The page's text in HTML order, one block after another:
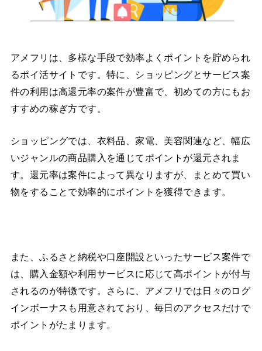
アメフリは、多様な手段で効率よくポイントを貯められ
るポイ活サイトです。特に、ショッピングとサービス案
件の利用は高還元率の案件が豊富で、初めての方にもお
すすめの稼ぎ方です。
ショッピングでは、衣料品、家電、美容関連など、幅広
いジャンルの商品購入を通じてポイントが還元されま
す。還元率は案件によって異なりますが、まとめて買い
物をすることで効率的にポイントを獲得できます。
また、ふるさと納税や口座開設といったサービス案件で
は、購入金額や利用サービスに応じて高ポイントが付与
されるのが特徴です。さらに、アメフリでは日々のログ
インボーナスも用意されており、毎日のアクセスだけで
ポイントがたまります。